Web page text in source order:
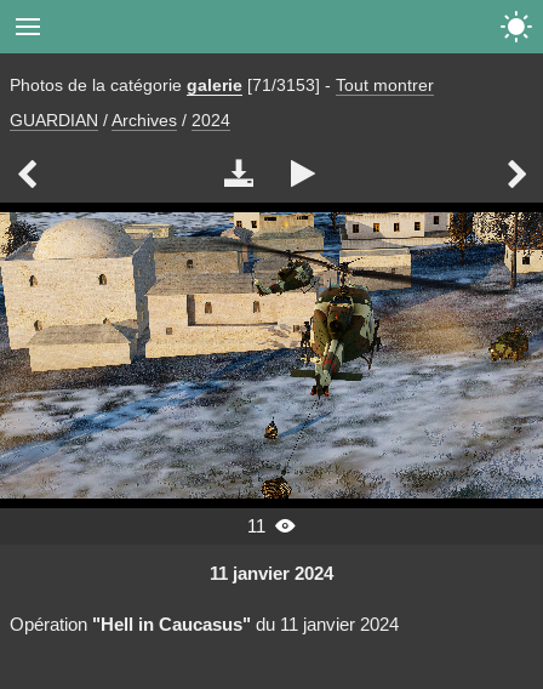
 
Photos de la catégorie galerie [71/3153] - Tout montrer
GUARDIAN /Archives / 2024
   
11 
11 janvier 2024
Opération "Hell in Caucasus" du 11 janvier 2024